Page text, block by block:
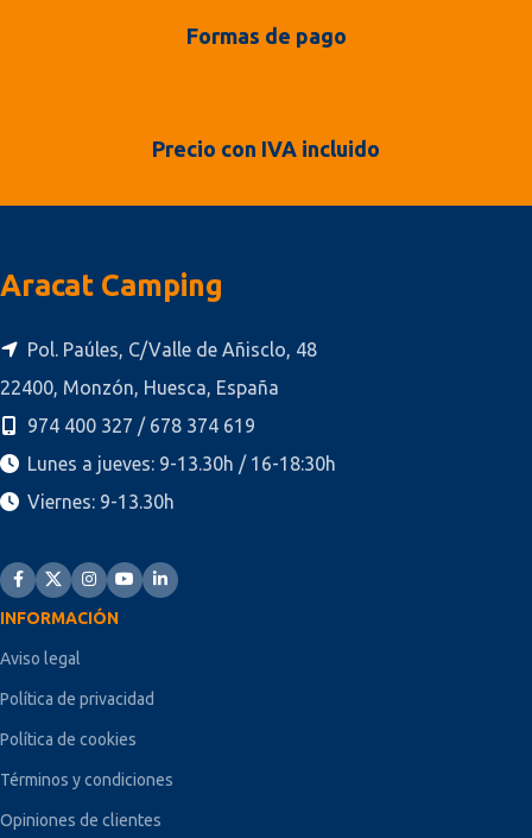
Formas de pago
Precio con IVA incluido
Aracat Camping
Pol. Paúles, C/Valle de Añisclo, 48
22400, Monzón, Huesca, España
974 400 327 / 678 374 619
Lunes a jueves: 9-13.30h / 16-18:30h
Viernes: 9-13.30h
INFORMACIÓN
Aviso legal
Política de privacidad
Política de cookies
Términos y condiciones
Opiniones de clientes